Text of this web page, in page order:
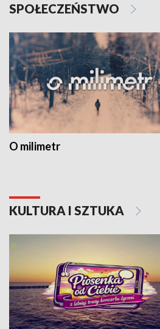
SPOŁECZEŃSTWO
O milimetr
KULTURA I SZTUKA